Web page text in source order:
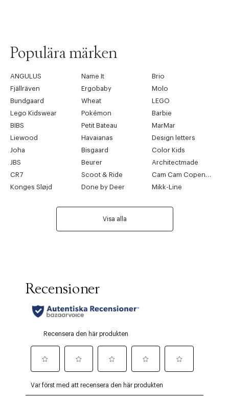
Populära märken
ANGULUS Name It
Brio
Fjällräven
Ergobaby
Molo
Bundgaard
Wheat
LEGO
Lego Kidswear
Pokémon
Barbie
BIBS
Petit Bateau
MarMar
Liewood
Havaianas
Design letters
Joha
Bisgaard
Color Kids
JBS
Beurer
Architectmade
CR7
Scoot & Ride
Konges Sløjd
Done by Deer Mikk-Line
Visa alla